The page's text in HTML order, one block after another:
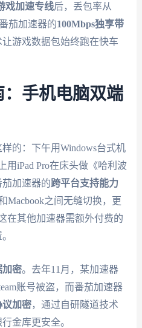
戏加速专线后，丢包率从
茄加速器的100Mbps独享带
游戏数据包始终跑在快车
手机电脑双端
的：下午用Windows台式机
用iPad Pro在床头做《哈利波
加速器的跨平台支持能力
Macbook之间无缝切换，更
其他加速器需额外付费的
加密。去年11月，某加速器
账号被盗，而番茄加速器
议加密，通过自研隧道技术
金库更安全。